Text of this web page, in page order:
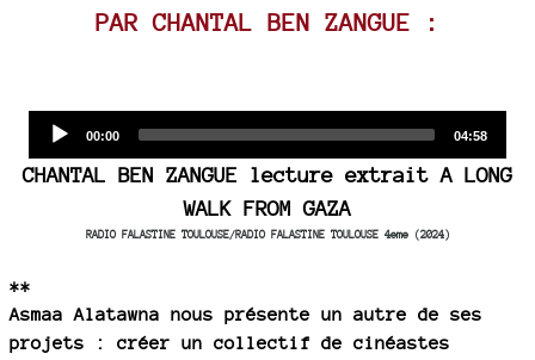
PAR CHANTAL BEN ZANGUE :
Audio
Current
00:00
Total
04:58
CHANTAL BEN ZANGUE lecture extrait A LONG
WALK FROM GAZA
RADIO FALASTINE TOULOUSE/RADIO FALASTINE TOULOUSE 4eme (2024)
**
Asmaa Alatawna nous présente un autre de ses
projets : créer un collectif de cinéastes